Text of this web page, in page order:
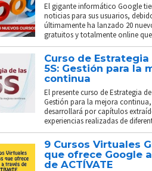
El gigante informático Google
noticias para sus usuarios,
últimamente ha lanzado 20
gratuitos y totalmente online
Curso de Estrategia
5S: Gestión para la
continua
El presente curso de Estrategia de
Gestión para la mejora continua,
desarrollará por capítulos
experiencias realizadas de
9 Cursos Virtuales
que ofrece Google
de ACTÍVATE